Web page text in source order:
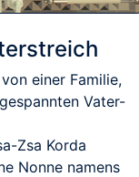
einer Familie,
Vater-
Zsa Korda
Nonne namens